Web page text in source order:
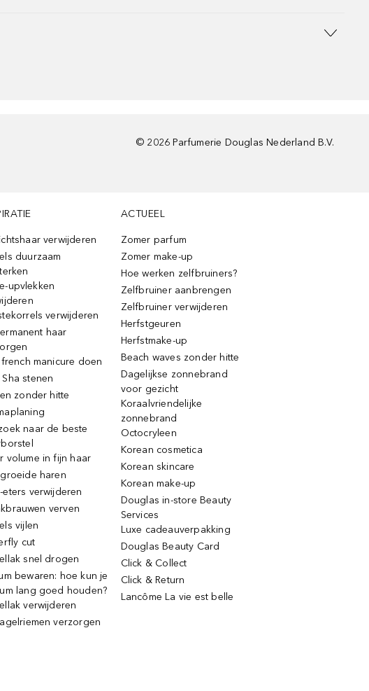
© 2026 Parfumerie Douglas Nederland B.V.
verwijderen
duurzaam
upvlekken
verwijderen
haar
manicure doen
Sha stenen
zonder hitte
naar de beste
volume in fijn haar
haren
eters verwijderen
verven
vijlen
cut
snel drogen
bewaren: hoe kun je
lang goed houden?
verwijderen
verzorgen
ACTUEEL
Zomer parfum
Zomer make-up
Hoe werken zelfbruiners?
Zelfbruiner aanbrengen
Zelfbruiner verwijderen
Herfstgeuren
Herfstmake-up
Beach waves zonder hitte
Dagelijkse zonnebrand
voor gezicht
Koraalvriendelijke
zonnebrand
Octocryleen
Korean cosmetica
Korean skincare
Korean make-up
Douglas in-store Beauty
Services
Luxe cadeauverpakking
Douglas Beauty Card
Click & Collect
Click & Return
Lancôme La vie est belle